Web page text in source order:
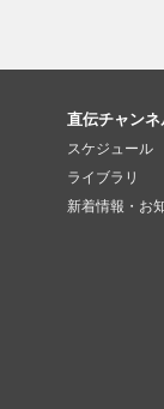
直伝チャン
スケジュール
ライブラリ
新着情報・お